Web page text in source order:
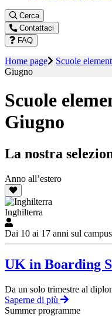
Cerca
Contattaci
FAQ
Home page Scuole
Giugno
Scuole
Giugno
La nostra
Anno all’estero
Inghilterra
Dai 10 ai 17 anni sul campus
UK in Boarding
Da un solo trimestre al
Saperne di più
Summer programme